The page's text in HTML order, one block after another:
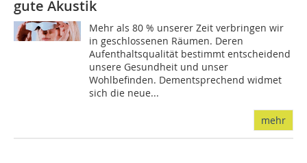
gute Akustik
Mehr als 80 % unserer Zeit verbringen wir
in geschlossenen Räumen. Deren
Aufenthaltsqualität bestimmt entscheidend
unsere Gesundheit und unser
Wohlbefinden. Dementsprechend widmet
sich die neue...
mehr